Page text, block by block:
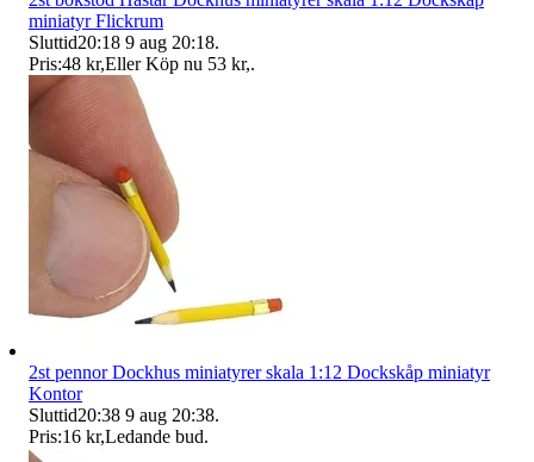
miniatyr Flickrum
Sluttid20:18 9 aug 20:18.
Pris:48 kr,Eller Köp nu 53 kr,.
2st pennor Dockhus miniatyrer skala 1:12 Dockskåp miniatyr
Kontor
Sluttid20:38 9 aug 20:38.
Pris:16 kr,Ledande bud.